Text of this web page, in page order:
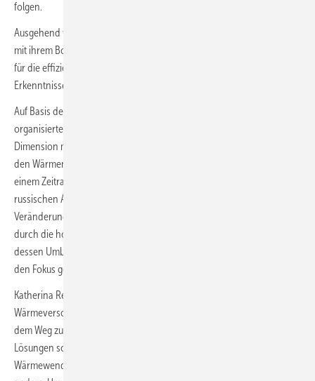
folgen.
Ausgehend von vier realen Versorgungsgebieten schließt die Studie
mit ihrem Bottom-up-Ansatz eine Forschungslücke. Sie zeigt Optionen
für die effiziente Dekarbonisierung des Wärmesektors und
Erkenntnisse für die kommunale Wärmeplanung auf.
Auf Basis der Klimaziele muss ab 2045 der lokal und regional
organisierte Wärmesektor klimaneutral sein. Aufgrund der großen
Dimension muss dieses Ziel volkswirtschaftlich kosteneffizient und für
den Wärmenutzer bezahlbar erreicht werden. Die Studie wurde in
einem Zeitraum erstellt, in dem die Energiemärkte aufgrund des
russischen Angriffskriegs gegen die Ukraine erheblichem Druck und
Veränderungen unterliegen. Gleichzeitig hat sich im Wärmesektor
durch die hohen Energiepreise eine neue Dynamik entwickelt, die
dessen Umbau beschleunigen wird und das Thema Bezahlbarkeit in
den Fokus gerückt hat.
Katherina Reiche, Vorsitzende des NWR: „Die Dekarbonisierung der
Wärmeversorgung gehört zu den größten Herausforderungen auf
dem Weg zur Klimaneutralität. Wir müssen effiziente und nachhaltige
Lösungen schaffen, die gleichzeitig auch sozial fair sind. Dabei gilt: Die
Wärmewende findet lokal statt. Jede Kommune, jeder Stadtteil ist